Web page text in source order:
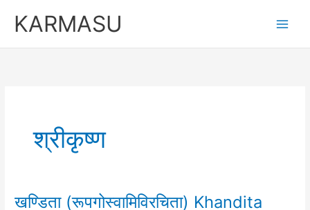
KARMASU
श्रीकृष्ण
खण्डिता (रूपगोस्वामिविरचिता) Khandita
खण्डिता